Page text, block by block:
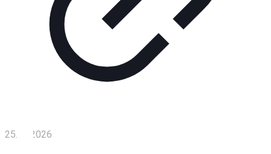
О
нас
Помощь
проекту
25.07.2026